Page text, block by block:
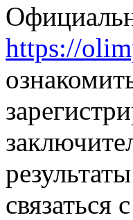
https://
связаться